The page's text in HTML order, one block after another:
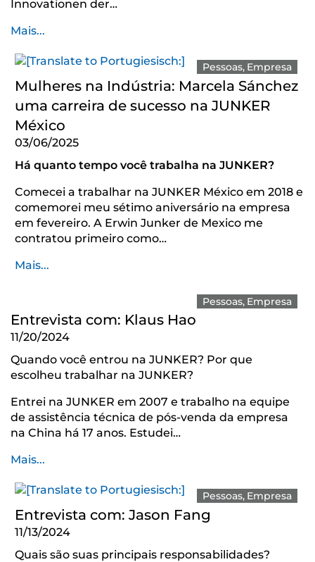
Innovationen der…
Mais...
Pessoas Empresa
Mulheres na Indústria: Marcela Sánchez
uma carreira de sucesso na JUNKER
México
03/06/2025
Há quanto tempo você trabalha na JUNKER?
Comecei a trabalhar na JUNKER México em 2018 e
comemorei meu sétimo aniversário na empresa
em fevereiro. A Erwin Junker de Mexico me
contratou primeiro como…
Mais...
Pessoas Empresa
Entrevista com: Klaus Hao
11/20/2024
Quando você entrou na JUNKER? Por que
escolheu trabalhar na JUNKER?
Entrei na JUNKER em 2007 e trabalho na equipe
de assistência técnica de pós-venda da empresa
na China há 17 anos. Estudei…
Mais...
Pessoas Empresa
Entrevista com: Jason Fang
11/13/2024
Quais são suas principais responsabilidades?